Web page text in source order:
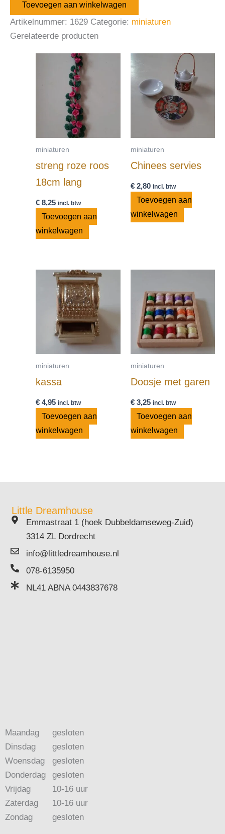
Toevoegen aan winkelwagen
Artikelnummer: 1629 Categorie: miniaturen
Gerelateerde producten
miniaturen
streng roze roos
18cm lang
€ 8,25 incl. btw
Toevoegen aan
winkelwagen
miniaturen
Chinees servies
€2,80 incl. btw
Toevoegen aan
winkelwagen
miniaturen
kassa
€ 4,95 incl. btw
Toevoegen aan
winkelwagen
miniaturen
Doosje met garen
€3,25 incl. btw
Toevoegen aan
winkelwagen
Little Dreamhouse
Emmastraat 1 (hoek Dubbeldamseweg-Zuid)
3314 ZL Dordrecht
info@littledreamhouse.nl
078-6135950
NL41 ABNA 0443837678
Maandag
Dinsdag
Woensdag
Donderdag
Vrijdag
Zaterdag
Zondag
gesloten
gesloten
gesloten
gesloten
10-16 uur
10-16 uur
gesloten